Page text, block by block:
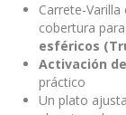
Carrete-
cobertura para
esféricos
Activación
práctico
Un plato